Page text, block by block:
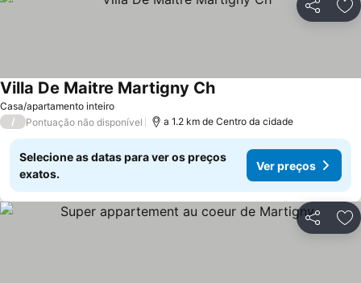
Partilhar
Casa/apartamento inteiro
Villa De Maitre Martigny Ch
/ Pontuação não disponível a 1.2 km de Centro da cidade
Selecione as datas para ver os preços
exatos.
Ver preços
Partilhar